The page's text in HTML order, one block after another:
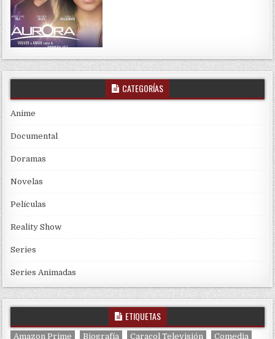
CATEGORÍAS
Anime
Documental
Doramas
Novelas
Películas
Reality Show
Series
Series Animadas
ETIQUETAS
Amazon Prime Biografía Caracol Televisión Comedia